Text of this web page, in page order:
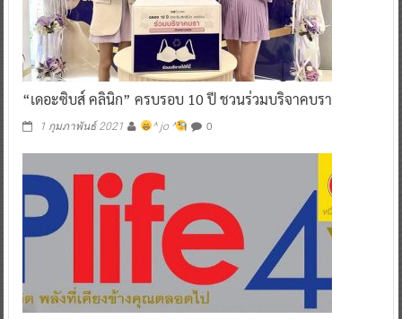
“เดอะซิบส์ คลินิก” ครบรอบ 10 ปี ชวนร่วมบริจาคบรา
1 กุมภาพันธ์ 2021 ^ jo ^ 0